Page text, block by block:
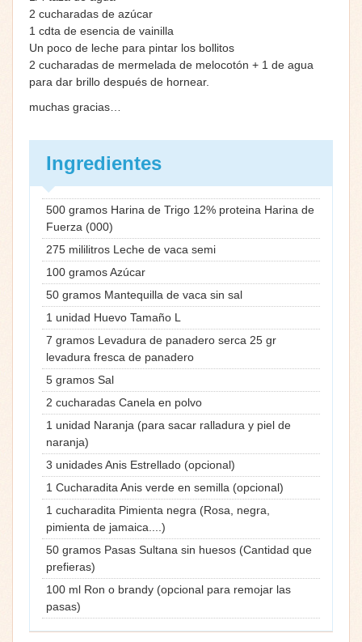
2 cucharadas de azúcar
1 cdta de esencia de vainilla
Un poco de leche para pintar los bollitos
2 cucharadas de mermelada de melocotón + 1 de agua
para dar brillo después de hornear.
muchas gracias…
Ingredientes
500 gramos Harina de Trigo 12% proteina Harina de
Fuerza (000)
275 mililitros Leche de vaca semi
100 gramos Azúcar
50 gramos Mantequilla de vaca sin sal
1 unidad Huevo Tamaño L
7 gramos Levadura de panadero serca 25 gr
levadura fresca de panadero
5 gramos Sal
2 cucharadas Canela en polvo
1 unidad Naranja (para sacar ralladura y piel de
naranja)
3 unidades Anis Estrellado (opcional)
1 Cucharadita Anis verde en semilla (opcional)
1 cucharadita Pimienta negra (Rosa, negra,
pimienta de jamaica....)
50 gramos Pasas Sultana sin huesos (Cantidad que
prefieras)
100 ml Ron o brandy (opcional para remojar las
pasas)